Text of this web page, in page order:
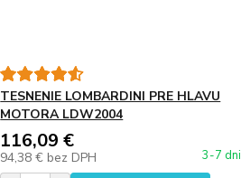
TESNENIE LOMBARDINI PRE HLAVU
MOTORA LDW2004
116,09 €
94,38 € bez DPH 3-7 dni